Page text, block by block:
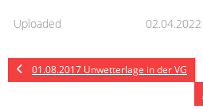
Uploaded 02.04.2022
01.08.2017 Unwetterlage in der VG